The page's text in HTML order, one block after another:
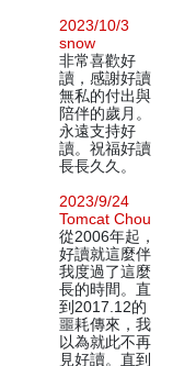
2023/10/3
snow
非常喜歡好
讀，感謝好讀
無私的付出與
陪伴的歲月。
永遠支持好
讀。祝福好讀
長長久久。
2023/9/24
Tomcat Chou
從2006年起，
好讀就這麼伴
我度過了這麼
長的時間。直
到2017.12的
噩耗傳來，我
以為就此不再
見好讀。直到